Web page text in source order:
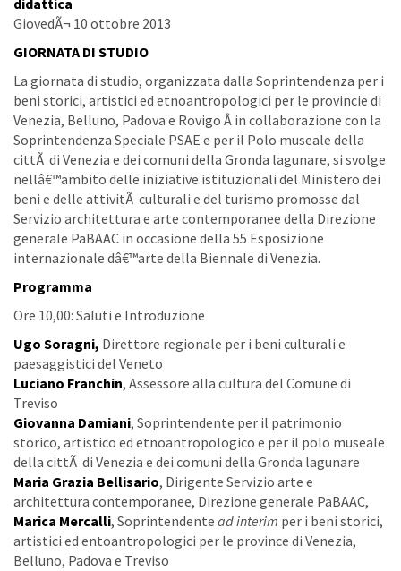
didattica
GiovedÃ¬ 10 ottobre 2013
GIORNATA DI STUDIO
La giornata di studio, organizzata dalla Soprintendenza per i
beni storici, artistici ed etnoantropologici per le provincie di
Venezia, Belluno, Padova e Rovigo Â in collaborazione con la
Soprintendenza Speciale PSAE e per il Polo museale della
cittÃ di Venezia e dei comuni della Gronda lagunare, si svolge
nellâ€™ambito delle iniziative istituzionali del Ministero dei
beni e delle attivitÃ culturali e del turismo promosse dal
Servizio architettura e arte contemporanee della Direzione
generale PaBAAC in occasione della 55 Esposizione
internazionale dâ€™arte della Biennale di Venezia.
Programma
Ore 10,00: Saluti e Introduzione
Ugo Soragni, Direttore regionale per i beni culturali e
paesaggistici del Veneto
Luciano Franchin, Assessore alla cultura del Comune di
Treviso
Giovanna Damiani, Soprintendente per il patrimonio
storico, artistico ed etnoantropologico e per il polo museale
della cittÃ di Venezia e dei comuni della Gronda lagunare
Maria Grazia Bellisario, Dirigente Servizio arte e
architettura contemporanee, Direzione generale PaBAAC,
Marica Mercalli, Soprintendente ad interim per i beni storici,
artistici ed entoantropologici per le province di Venezia,
Belluno, Padova e Treviso